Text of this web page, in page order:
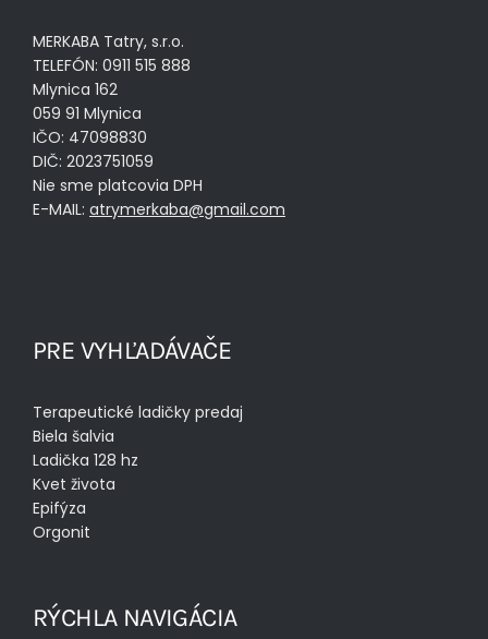
MERKABA Tatry, s.r.o.
TELEFÓN: 0911 515 888
Mlynica 162
059 91 Mlynica
IČO: 47098830
DIČ: 2023751059
Nie sme platcovia DPH
E-MAIL: atrymerkaba@gmail.com
PRE VYHĽADÁVAČE
Terapeutické ladičky predaj
Biela šalvia
Ladička 128 hz
Kvet života
Epifýza
Orgonit
RÝCHLA NAVIGÁCIA